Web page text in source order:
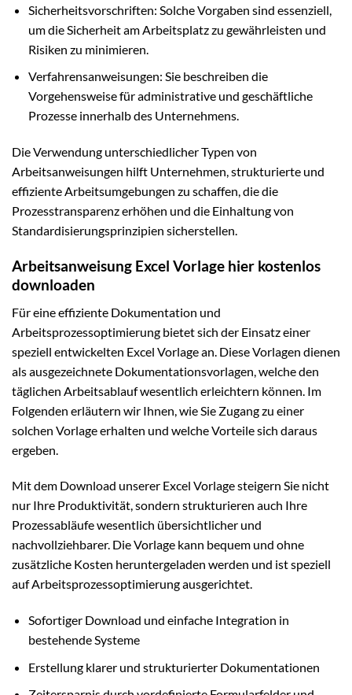
Sicherheitsvorschriften: Solche Vorgaben sind essenziell,
um die Sicherheit am Arbeitsplatz zu gewährleisten und
Risiken zu minimieren.
Verfahrensanweisungen: Sie beschreiben die
Vorgehensweise für administrative und geschäftliche
Prozesse innerhalb des Unternehmens.
Die Verwendung unterschiedlicher Typen von
Arbeitsanweisungen hilft Unternehmen, strukturierte und
effiziente Arbeitsumgebungen zu schaffen, die die
Prozesstransparenz erhöhen und die Einhaltung von
Standardisierungsprinzipien sicherstellen.
Arbeitsanweisung Excel Vorlage hier kostenlos
downloaden
Für eine effiziente Dokumentation und
Arbeitsprozessoptimierung bietet sich der Einsatz einer
speziell entwickelten Excel Vorlage an. Diese Vorlagen dienen
als ausgezeichnete Dokumentationsvorlagen, welche den
täglichen Arbeitsablauf wesentlich erleichtern können. Im
Folgenden erläutern wir Ihnen, wie Sie Zugang zu einer
solchen Vorlage erhalten und welche Vorteile sich daraus
ergeben.
Mit dem Download unserer Excel Vorlage steigern Sie nicht
nur Ihre Produktivität, sondern strukturieren auch Ihre
Prozessabläufe wesentlich übersichtlicher und
nachvollziehbarer. Die Vorlage kann bequem und ohne
zusätzliche Kosten heruntergeladen werden und ist speziell
auf Arbeitsprozessoptimierung ausgerichtet.
Sofortiger Download und einfache Integration in
bestehende Systeme
Erstellung klarer und strukturierter Dokumentationen